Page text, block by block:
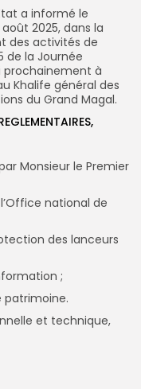
a informé le
2025, dans la
des activités de
de la Journée
prochainement à
Khalife général des
du Grand Magal.
Monsieur le Premier
national de
des lanceurs
;
patrimoine.
et technique,